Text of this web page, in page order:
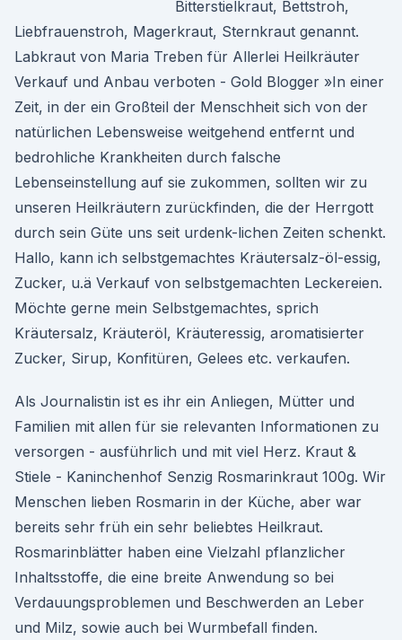
Bitterstielkraut, Bettstroh,
Liebfrauenstroh, Magerkraut, Sternkraut genannt.
Labkraut von Maria Treben für Allerlei Heilkräuter
Verkauf und Anbau verboten - Gold Blogger »In einer
Zeit, in der ein Großteil der Menschheit sich von der
natürlichen Lebensweise weitgehend entfernt und
bedrohliche Krankheiten durch falsche
Lebenseinstellung auf sie zukommen, sollten wir zu
unseren Heilkräutern zurückfinden, die der Herrgott
durch sein Güte uns seit urdenk-lichen Zeiten schenkt.
Hallo, kann ich selbstgemachtes Kräutersalz-öl-essig,
Zucker, u.ä Verkauf von selbstgemachten Leckereien.
Möchte gerne mein Selbstgemachtes, sprich
Kräutersalz, Kräuteröl, Kräuteressig, aromatisierter
Zucker, Sirup, Konfitüren, Gelees etc. verkaufen.
Als Journalistin ist es ihr ein Anliegen, Mütter und
Familien mit allen für sie relevanten Informationen zu
versorgen - ausführlich und mit viel Herz. Kraut &
Stiele - Kaninchenhof Senzig Rosmarinkraut 100g. Wir
Menschen lieben Rosmarin in der Küche, aber war
bereits sehr früh ein sehr beliebtes Heilkraut.
Rosmarinblätter haben eine Vielzahl pflanzlicher
Inhaltsstoffe, die eine breite Anwendung so bei
Verdauungsproblemen und Beschwerden an Leber
und Milz, sowie auch bei Wurmbefall finden.